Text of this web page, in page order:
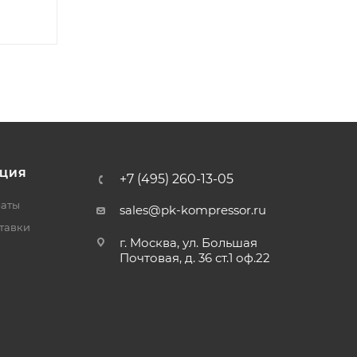
+7 (495) 260-13-05
sales@pk-kompressor.ru
г. Москва, ул. Большая
Почтовая, д. 36 ст.1 оф.22